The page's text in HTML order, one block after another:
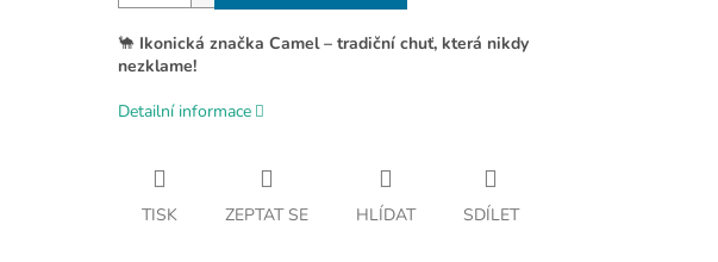
🐪 Ikonická značka Camel – tradiční chuť, která nikdy
nezklame!
Detailní informace
TISK ZEPTAT SE HLÍDAT SDÍLET